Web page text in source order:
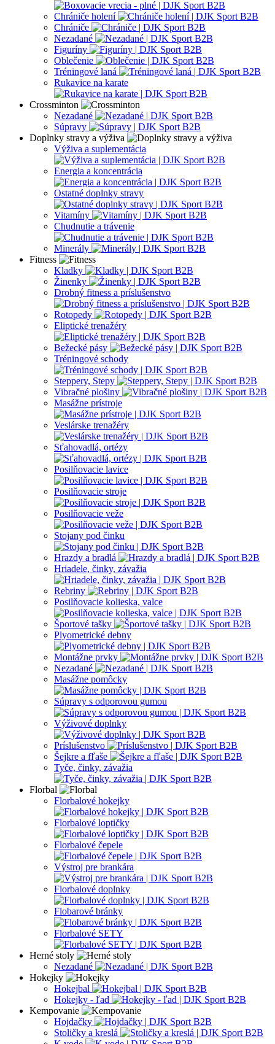
Chrániče holení
Chrániče
Nezadané
Figuríny
Oblečenie
Tréningové laná
Rukavice na karate
Crossminton
Nezadané
Súpravy
Doplnky stravy a výživa
Výživa a suplementácia
Energia a koncentrácia
Ostatné doplnky stravy
Vitamíny
Chudnutie a trávenie
Minerály
Fitness
Kladky
Žinenky
Drobný fitness a príslušenstvo
Rotopedy
Eliptické trenažéry
Bežecké pásy
Tréningové schody
Steppery, Stepy
Vibračné plošiny
Masážne prístroje
Veslárske trenažéry
Sťahovadlá, ortézy
Posilňovacie lavice
Posilňovacie stroje
Posilňovacie veže
Stojany pod činku
Hrazdy a bradlá
Hriadele, činky, závažia
Rebriny
Posilňovacie kolieska, valce
Športové tašky
Plyometrické debny
Montážne prvky
Nezadané
Masážne pomôcky
Súpravy s odporovou gumou
Výživové doplnky
Príslušenstvo
Šejkre a fľaše
Tyče, činky, závažia
Florbal
Florbalové hokejky
Florbalové loptičky
Florbalové čepele
Výstroj pre brankára
Florbalové doplnky
Flobarové bránky
Florbalové SETY
Herné stoly
Nezadané
Hokejky
Hokejbal
Hokejky - ľad
Kempovanie
Hojdačky
Stoličky a kreslá